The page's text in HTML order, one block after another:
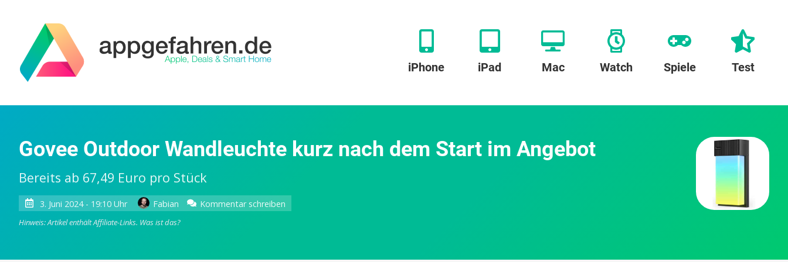
iPhone iPad Mac Watch Spiele Test
Govee Outdoor Wandleuchte kurz nach dem Start im Angebot
Bereits ab 67,49 Euro pro Stück
3. Juni 2024 - 19:10 Uhr Fabian Kommentar schreiben
Hinweis: Artikel enthält Affiliate-Links. Was ist das?